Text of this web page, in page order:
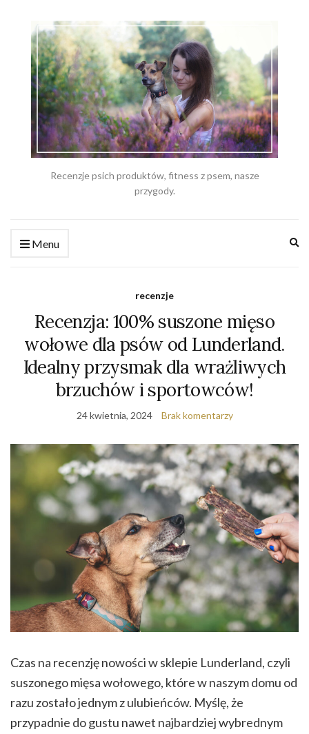
Recenzje psich produktów, fitness z psem, nasze
przygody.
Menu
recenzje
Recenzja: 100% suszone mięso
wołowe dla psów od Lunderland.
Idealny przysmak dla wrażliwych
brzuchów i sportowców!
24 kwietnia, 2024 Brak komentarzy
Czas na recenzję nowości w sklepie Lunderland, czyli
suszonego mięsa wołowego, które w naszym domu od
razu zostało jednym z ulubieńców. Myślę, że
przypadnie do gustu nawet najbardziej wybrednym